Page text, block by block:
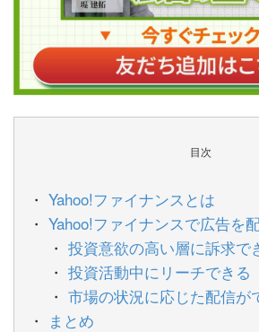
目次
Yahoo!ファイナンスとは
Yahoo!ファイナンスで広告を
投資意欲の高い層に訴求で
投資活動中にリーチできる
市場の状況に応じた配信が
まとめ